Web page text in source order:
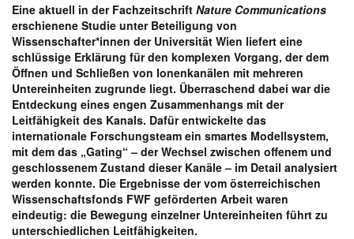
Eine aktuell in der Fachzeitschrift Nature Communications
erschienene Studie unter Beteiligung von
Wissenschafter*innen der Universität Wien liefert eine
schlüssige Erklärung für den komplexen Vorgang, der dem
Öffnen und Schließen von Ionenkanälen mit mehreren
Untereinheiten zugrunde liegt. Überraschend dabei war die
Entdeckung eines engen Zusammenhangs mit der
Leitfähigkeit des Kanals. Dafür entwickelte das
internationale Forschungsteam ein smartes Modellsystem,
mit dem das „Gating“ – der Wechsel zwischen offenem und
geschlossenem Zustand dieser Kanäle – im Detail analysiert
werden konnte. Die Ergebnisse der vom österreichischen
Wissenschaftsfonds FWF geförderten Arbeit waren
eindeutig: die Bewegung einzelner Untereinheiten führt zu
unterschiedlichen Leitfähigkeiten.